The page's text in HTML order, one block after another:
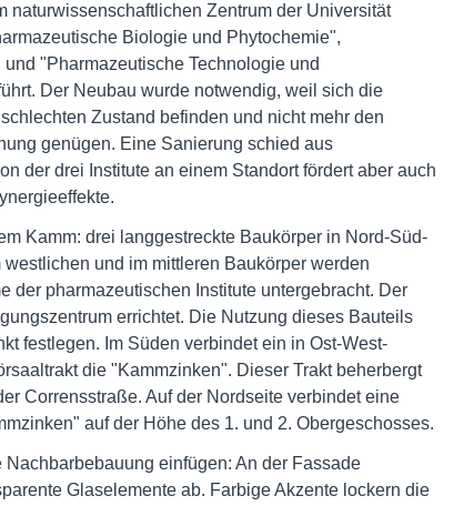
naturwissenschaftlichen Zentrum der Universität
Biologie und Phytochemie",
"Pharmazeutische Technologie und
Der Neubau wurde notwendig, weil sich die
Zustand befinden und nicht mehr den
genügen. Eine Sanierung schied aus
der drei Institute an einem Standort fördert aber auch
Kamm: drei langgestreckte Baukörper in Nord-Süd-
und im mittleren Baukörper werden
der pharmazeutischen Institute untergebracht. Der
errichtet. Die Nutzung dieses Bauteils
festlegen. Im Süden verbindet ein in Ost-West-
die "Kammzinken". Dieser Trakt beherbergt
Corrensstraße. Auf der Nordseite verbindet eine
auf der Höhe des 1. und 2. Obergeschosses.
einfügen: An der Fassade
Glaselemente ab. Farbige Akzente lockern die